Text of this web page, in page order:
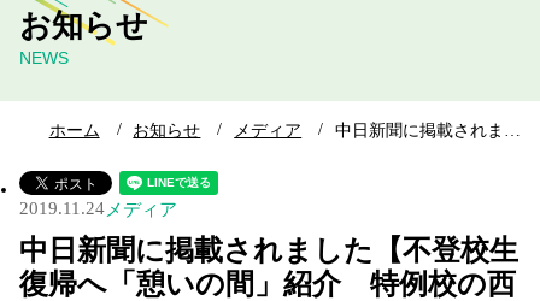
お知らせ
NEWS
ホーム お知らせ メディア 中日新聞に掲載されま…
2019.11.24 メディア
中日新聞に掲載されました【不登校生
復帰へ「憩いの間」紹介 特例校の西